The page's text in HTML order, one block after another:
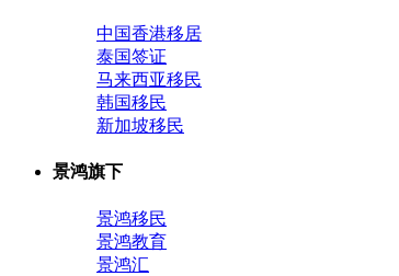
中国香港移居
泰国签证
马来西亚移民
韩国移民
新加坡移民
景鸿旗下
景鸿移民
景鸿教育
景鸿汇